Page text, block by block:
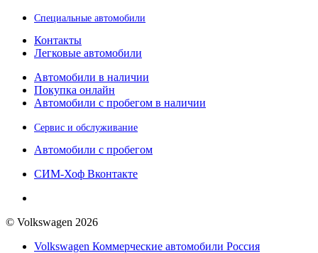
Специальные автомобили
Контакты
Легковые автомобили
Автомобили в наличии
Покупка онлайн
Автомобили с пробегом в наличии
Сервис и обслуживание
Автомобили с пробегом
СИМ-Хоф Вконтакте
© Volkswagen 2026
Volkswagen Коммерческие автомобили Россия